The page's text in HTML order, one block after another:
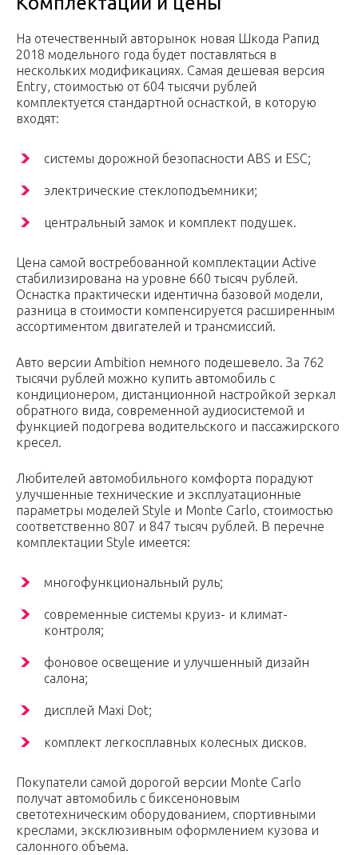
На отечественный авторынок новая Шкода Рапид
2018 модельного года будет поставляться в
нескольких модификациях. Самая дешевая версия
Entry, стоимостью от 604 тысячи рублей
комплектуется стандартной оснасткой, в которую
входят:
системы дорожной безопасности ABS и ESC;
электрические стеклоподъемники;
центральный замок и комплект подушек.
Цена самой востребованной комплектации Active
стабилизирована на уровне 660 тысяч рублей.
Оснастка практически идентична базовой модели,
разница в стоимости компенсируется расширенным
ассортиментом двигателей и трансмиссий.
Авто версии Ambition немного подешевело. За 762
тысячи рублей можно купить автомобиль с
кондиционером, дистанционной настройкой зеркал
обратного вида, современной аудиосистемой и
функцией подогрева водительского и пассажирского
кресел.
Любителей автомобильного комфорта порадуют
улучшенные технические и эксплуатационные
параметры моделей Style и Monte Carlo, стоимостью
соответственно 807 и 847 тысяч рублей. В перечне
комплектации Style имеется:
многофункциональный руль;
современные системы круиз- и климат-
контроля;
фоновое освещение и улучшенный дизайн
салона;
дисплей Maxi Dot;
комплект легкосплавных колесных дисков.
Покупатели самой дорогой версии Monte Carlo
получат автомобиль с биксеноновым
светотехническим оборудованием, спортивными
креслами, эксклюзивным оформлением кузова и
салонного объема.